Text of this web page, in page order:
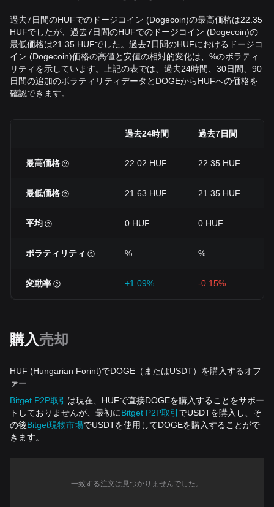
過去7日間のHUFでのドージコイン (Dogecoin)の最高価格は22.35
HUFでしたが、過去7日間のHUFでのドージコイン (Dogecoin)の
最低価格は21.35 HUFでした。過去7日間のHUFにおけるドージコ
イン (Dogecoin)価格の高値と安値の相対的変化は、%のボラティ
リティを示しています。上記の表では、過去24時間、30日間、90
日間の追加のボラティリティデータとDOGEからHUFへの価格を
確認できます。
過去24時間 過去7日間
最高価格 22.02 HUF 22.35 HUF
最低価格 21.63 HUF 21.35 HUF
平均 0 HUF 0 HUF
ボラティリティ % %
変動率 +1.09% -0.15%
購入売却
HUF (Hungarian Forint)でDOGE（またはUSDT）を購入するオフ
ァー
Bitget P2P取引 は現在、HUFで直接DOGEを購入することをサポー
トしておりませんが、最初にBitget P2P取引 でUSDTを購入し、そ
の後Bitget現物市場でUSDTを使用してDOGEを購入することがで
きます。
一致する注文は見つかりませんでした。